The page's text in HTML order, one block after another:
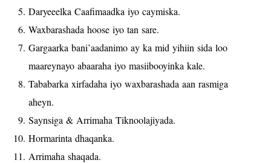
Daryeeelka Caafimaadka iyo caymiska.
Waxbarashada hoose iyo tan sare.
Gargaarka bani’aadanimo ay ka mid yihiin sida loo
maareynayo abaaraha iyo masiibooyinka kale.
Tababarka xirfadaha iyo waxbarashada aan rasmiga
aheyn.
Saynsiga & Arrimaha Tiknoolajiyada.
Hormarinta dhaqanka.
Arrimaha shaqada.